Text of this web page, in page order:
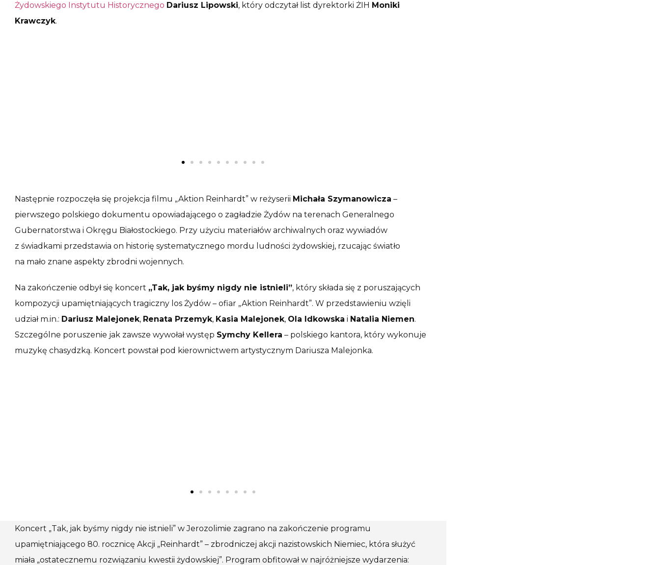
Żydowskiego Instytutu Historycznego Dariusz Lipowski, który odczytał list dyrektorki ŻIH Moniki
Krawczyk.
Następnie rozpoczęła się projekcja filmu „Aktion Reinhardt” w reżyserii Michała Szymanowicza –
pierwszego polskiego dokumentu opowiadającego o zagładzie Żydów na terenach Generalnego
Gubernatorstwa i Okręgu Białostockiego. Przy użyciu materiałów archiwalnych oraz wywiadów
z świadkami przedstawia on historię systematycznego mordu ludności żydowskiej, rzucając światło
na mało znane aspekty zbrodni wojennych.
Na zakończenie odbył się koncert „Tak, jak byśmy nigdy nie istnieli”, który składa się z poruszających
kompozycji upamiętniających tragiczny los Żydów – ofiar „Aktion Reinhardt”. W przedstawieniu wzięli
udział m.in.: Dariusz Malejonek, Renata Przemyk, Kasia Malejonek, Ola Idkowska i Natalia Niemen.
Szczególne poruszenie jak zawsze wywołał występ Symchy Kellera – polskiego kantora, który wykonuje
muzykę chasydzką. Koncert powstał pod kierownictwem artystycznym Dariusza Malejonka.
Koncert „Tak, jak byśmy nigdy nie istnieli” w Jerozolimie zagrano na zakończenie programu
upamiętniającego 80. rocznicę Akcji „Reinhardt” – zbrodniczej akcji nazistowskich Niemiec, która służyć
miała „ostatecznemu rozwiązaniu kwestii żydowskiej”. Program obfitował w najróżniejsze wydarzenia: